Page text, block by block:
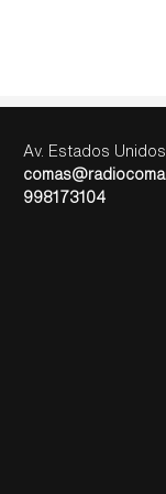
Av. Estados
998173104